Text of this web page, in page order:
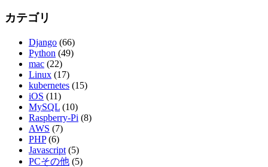
カテゴリ
Django (66)
Python (49)
mac (22)
Linux (17)
kubernetes (15)
iOS (11)
MySQL (10)
Raspberry-Pi (8)
AWS (7)
PHP (6)
Javascript (5)
PCその他 (5)